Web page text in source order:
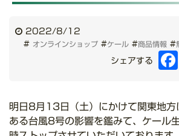
2022/8/12
# オンラインショップ #ケール #商品情報 #
シェアする
明日8月13日（土）にかけて関東地方
ある台風8号の影響を鑑みて、ケール